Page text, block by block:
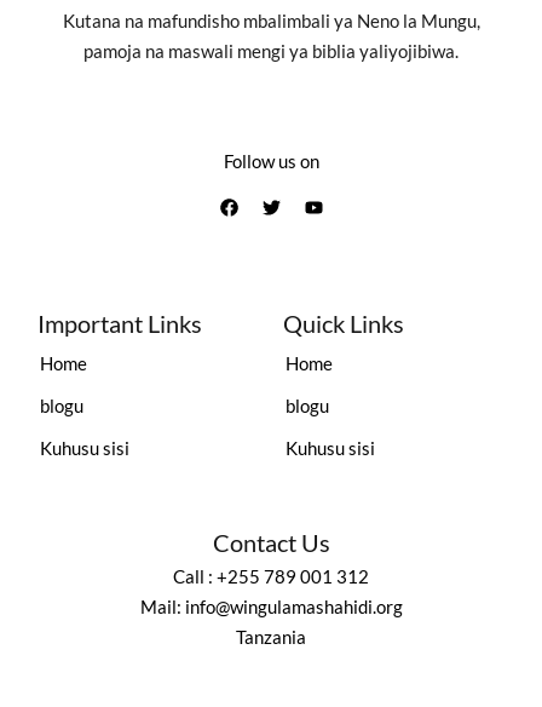
Kutana na mafundisho mbalimbali ya Neno la Mungu,
pamoja na maswali mengi ya biblia yaliyojibiwa.
Follow us on
Important Links
Home
blogu
Kuhusu sisi
Quick Links
Home
blogu
Kuhusu sisi
Contact Us
Call : +255 789 001 312
Mail: info@wingulamashahidi.org
Tanzania